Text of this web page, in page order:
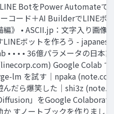
BotをPower Automateで
コード＋AI BuilderでLINEボ
編》 • ASCII.jp：文字入り画像
LINEボットを作ろう -
• • • • 36億パラメータの日本
Google Colab で
lm を試す｜npaka
んだら爆笑した｜shi3z
」をGoogle
か すノートブックを作りまし